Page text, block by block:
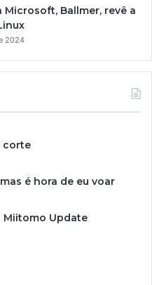
Microsoft, Ballmer, revê a
2024
corte
é hora de eu voar
Miitomo Update